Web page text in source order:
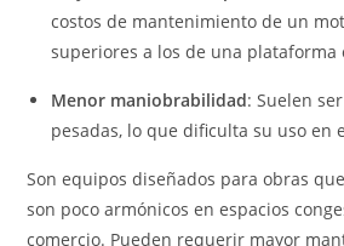
costos de mantenimiento de un
superiores a los de una plataforma
Menor maniobrabilidad: Suelen
pesadas, lo que dificulta su uso en
Son equipos diseñados para obras
son poco armónicos en espacios
comercio. Pueden requerir mayor